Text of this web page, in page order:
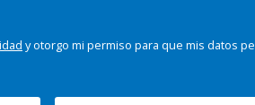
y otorgo mi permiso para que mis datos